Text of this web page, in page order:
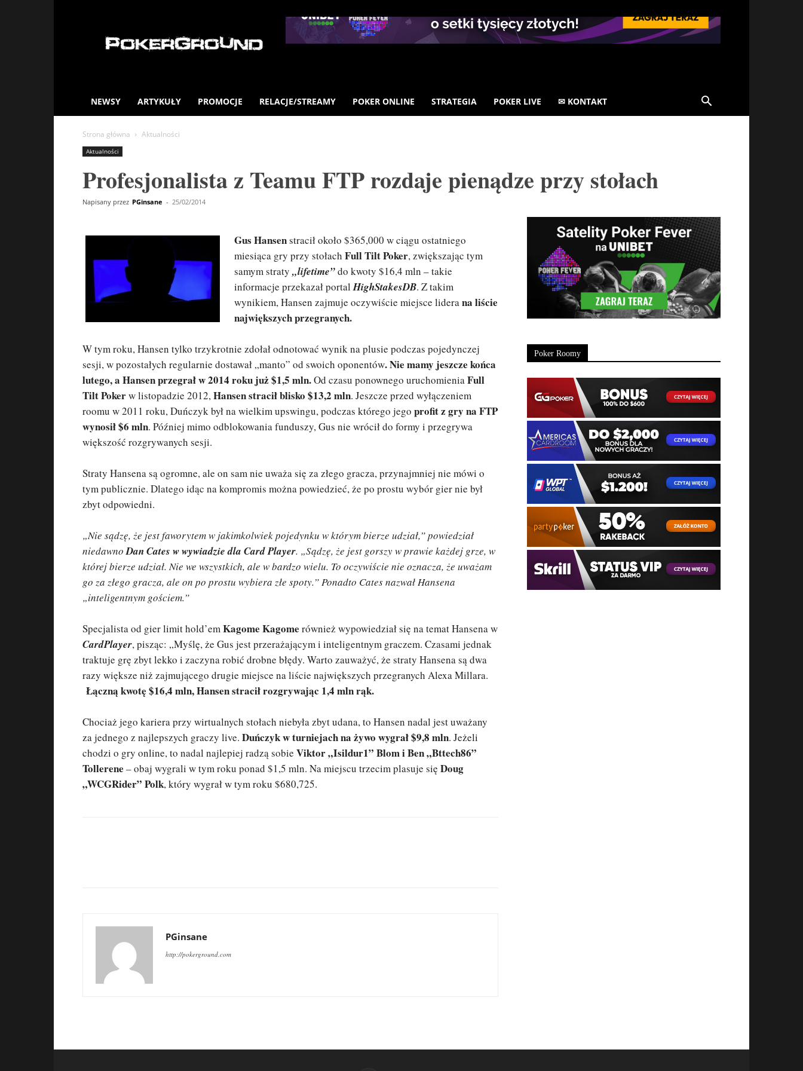
NEWSY ARTYKUŁY PROMOCJE RELACJE/STREAMY POKER ONLINE STRATEGIA POKER LIVE ✉ KONTAKT
Strona główna Aktualności
Aktualności
Profesjonalista z Teamu FTP rozdaje pienądze przy stołach
Napisany przez PGinsane - 25/02/2014
Gus Hansenstracił około $365,000 w ciągu ostatniego
miesiąca gry przy stołach Full Tilt Poker, zwiększając tym
samym straty „lifetime”do kwoty $16,4 mln – takie
informacje przekazał portalHighStakesDB. Z takim
wynikiem, Hansen zajmuje oczywiście miejsce liderana liście
największych przegranych.
W tym roku, Hansen tylko trzykrotnie zdołał odnotować wynik na plusie podczas pojedynczej
sesji, w pozostałych regularnie dostawał „manto” od swoich oponentów. Nie mamy jeszcze końca
lutego, a Hansen przegrał w 2014 roku już $1,5 mln.Od czasu ponownego uruchomieniaFull
Tilt Pokerw listopadzie 2012,Hansen stracił blisko $13,2 mln. Jeszcze przed wyłączeniem
roomu w 2011 roku, Duńczyk był na wielkim upswingu, podczas którego jego profit z gry na FTP
wynosił $6 mln. Później mimo odblokowania funduszy, Gus nie wrócił do formy i przegrywa
większość rozgrywanych sesji.
Straty Hansena są ogromne, ale on sam nie uważa się za złego gracza, przynajmniej nie mówi o
tym publicznie. Dlatego idąc na kompromis można powiedzieć, że po prostu wybór gier nie był
zbyt odpowiedni.
„Nie sądzę, że jest faworytem w jakimkolwiek pojedynku w którym bierze udział,” powiedział
niedawnoDan Cates w wywiadzie dla Card Player. „Sądzę, że jest gorszy w prawie każdej grze, w
której bierze udział. Nie we wszystkich, ale w bardzo wielu. To oczywiście nie oznacza, że uważam
go za złego gracza, ale on po prostu wybiera złe spoty.” Ponadto Cates nazwał Hansena
„inteligentnym gościem.”
Specjalista od gier limit hold’emKagome Kagome również wypowiedział się na temat Hansena w
CardPlayer, pisząc: „Myślę, że Gus jest przerażającym i inteligentnym graczem. Czasami jednak
traktuje grę zbyt lekko i zaczyna robić drobne błędy. Warto zauważyć, że straty Hansena są dwa
razy większe niż zajmującego drugie miejsce na liście największych przegranych Alexa Millara.
Łączną kwotę $16,4 mln, Hansen stracił rozgrywając 1,4 mln rąk.
Chociaż jego kariera przy wirtualnych stołach niebyła zbyt udana, to Hansen nadal jest uważany
za jednego z najlepszych graczy live. Duńczyk w turniejach na żywo wygrał $9,8 mln. Jeżeli
chodzi o gry online, to nadal najlepiej radzą sobie Viktor „Isildur1” Blom i Ben „Bttech86”
Tollerene – obaj wygrali w tym roku ponad $1,5 mln. Na miejscu trzecim plasuje się Doug
„WCGRider” Polk, który wygrał w tym roku $680,725.
PGinsane
http://pokerground.com
Poker Roomy